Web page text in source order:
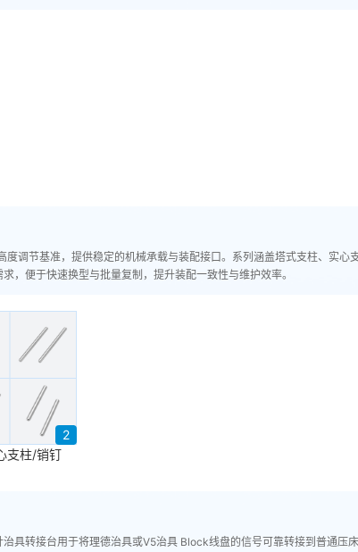
调节基准，提供稳定的机械承载与装配接口。系列涵盖塔式支柱、实心
，便于快速换型与批量复制，提升装配一致性与维护效率。
支柱/销钉
2
具转接台用于将理德治具或V5治具 Block线盘的信号可靠转接到普通压